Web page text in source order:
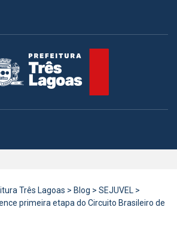
Três Lagoas > Blog > SEJUVEL >
primeira etapa do Circuito Brasileiro de